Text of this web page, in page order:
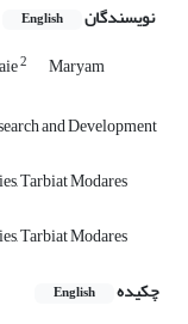
نویسندگان English
2 Maryam
and Development
Tarbiat Modares
Tarbiat Modares
چکیده
English